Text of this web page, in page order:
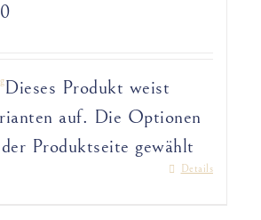
Dieses Produkt weist
auf. Die Optionen
Produktseite gewählt
Details